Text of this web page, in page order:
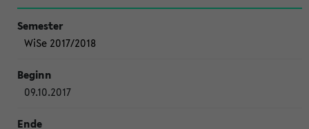
WiSe 2017/2018
09.10.2017